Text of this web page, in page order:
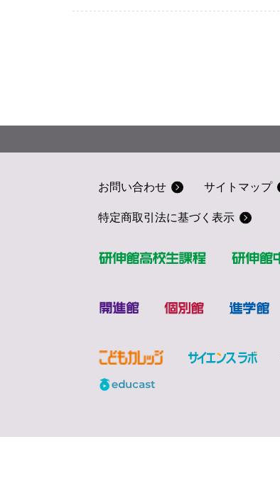
お問い合わせ サイトマップ
特定商取引法に基づく表示